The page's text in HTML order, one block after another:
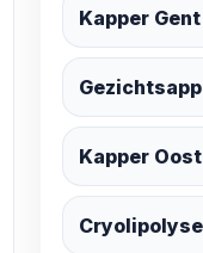
Kapper
Kapper